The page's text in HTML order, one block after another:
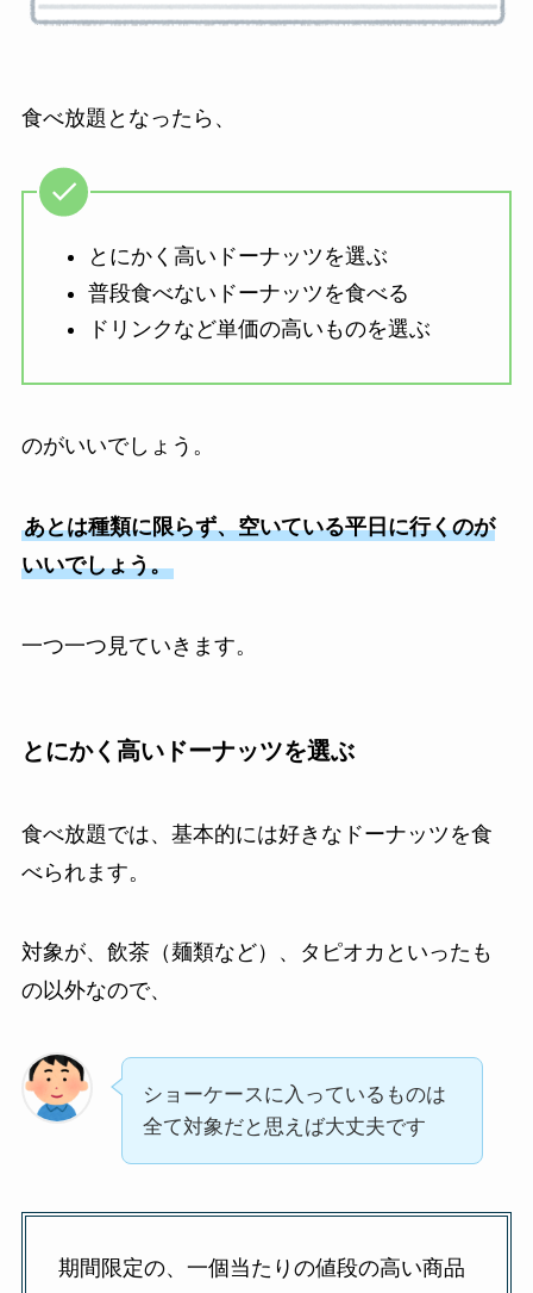
食べ放題となったら、
とにかく高いドーナッツを選ぶ
普段食べないドーナッツを食べる
ドリンクなど単価の高いものを選ぶ
のがいいでしょう。
あとは種類に限らず、空いている平日に行くのが
いいでしょう。
一つ一つ見ていきます。
とにかく高いドーナッツを選ぶ
食べ放題では、基本的には好きなドーナッツを食
べられます。
対象が、飲茶（麺類など）、タピオカといったも
の以外なので、
ショーケースに入っているものは
全て対象だと思えば大丈夫です
期間限定の、一個当たりの値段の高い商品